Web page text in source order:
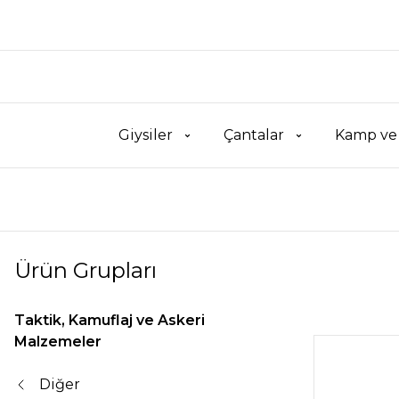
Giysiler Çantalar Kamp
Ürün Grupları
Taktik, Kamuflaj ve Askeri
Malzemeler
Diğer